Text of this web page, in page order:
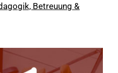
Betreuung &